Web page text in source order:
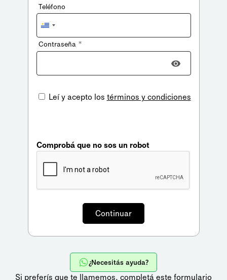
Teléfono
Uruguay
+598
Contraseña *
Leí y acepto los términos y condiciones
Comprobá que no sos un robot
¿Necesitás ayuda?
Si preferís que te llamemos, completá este formulario